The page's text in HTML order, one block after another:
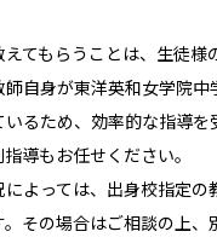
てもらうことは、生徒様
自身が東洋英和女学院中
るため、効率的な指導を
導もお任せください。
よっては、出身校指定の
その場合はご相談の上、